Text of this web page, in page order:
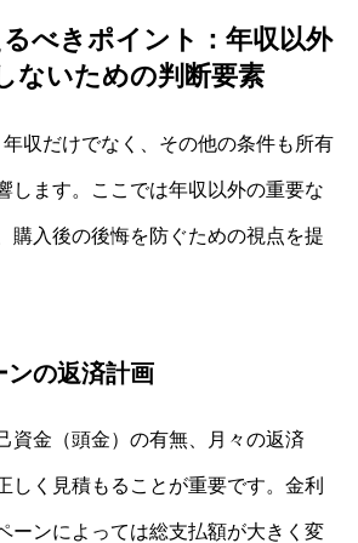
べきポイント：年収以外
ないための判断要素
収だけでなく、その他の条件も所有
します。ここでは年収以外の重要な
購入後の後悔を防ぐための視点を提
ンの返済計画
資金（頭金）の有無、月々の返済
しく見積もることが重要です。金利
ーンによっては総支払額が大きく変